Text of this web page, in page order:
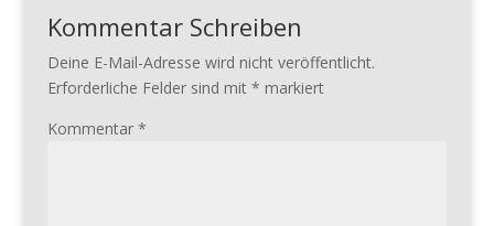
Kommentar Schreiben
Deine E-Mail-Adresse wird nicht veröffentlicht.
Erforderliche Felder sind mit * markiert
Kommentar *